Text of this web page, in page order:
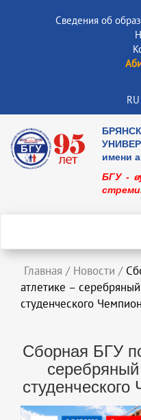
Сведения об
RU
имени
БГУ -
Главная / Новости /
атлетике –
студенческого
Сборная БГУ